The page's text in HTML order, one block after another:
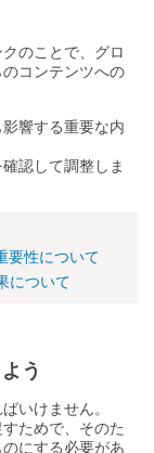
のことで、グロ
コンテンツへの
響する重要な内
認して調整しま
要性について
について
う
いけません。
ためで、そのた
にする必要があ